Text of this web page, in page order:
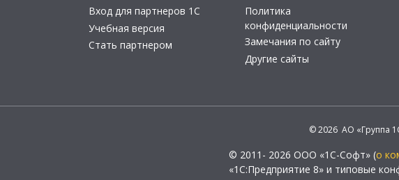
Вход для партнеров 1С
Учебная версия
Стать партнером
Политика
конфиденциальности
Замечания по сайту
Другие сайты
© 2026 АО «Группа
© 2011- 2026 ООО «1С-Софт» (о
«1С:Предприятие 8» и типовые